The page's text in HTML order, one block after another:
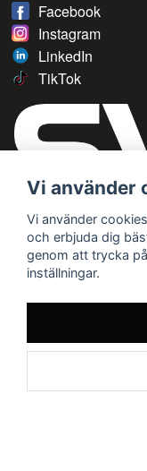
Facebook
Instagram
LinkedIn
TikTok
Vi använder
Vi använder
och erbjuda dig
genom att trycka
inställningar.